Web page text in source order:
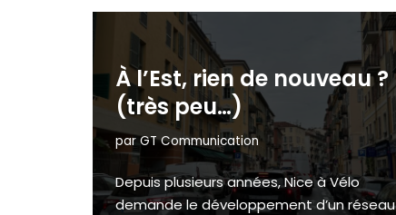
À l’Est, rien de nouveau ?
(très peu…)
parGT Communication
Depuis plusieurs années, Nice à Vélo
demande le développement d’un réseau